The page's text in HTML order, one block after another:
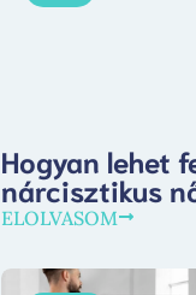
Hogyan lehet
nárcisztikus
ELOLVASOM